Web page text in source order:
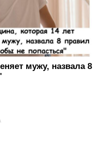
мужу, назвала 8